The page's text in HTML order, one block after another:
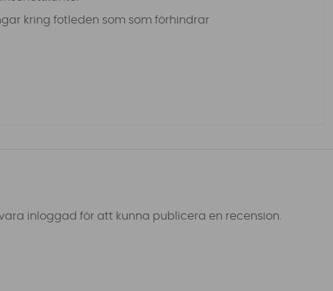
kring fotleden som som förhindrar
inloggad för att kunna publicera en recension.